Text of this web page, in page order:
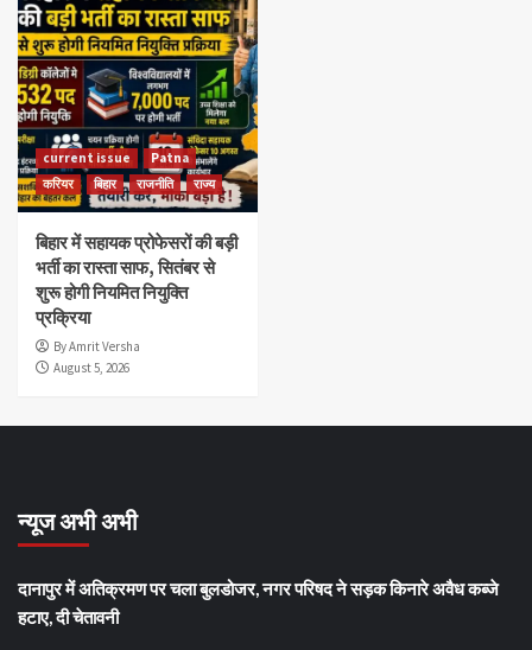
current issue
Patna
करियर
बिहार राजनीति राज्य
बिहार में सहायक प्रोफेसरों की बड़ी
भर्ती का रास्ता साफ, सितंबर से
शुरू होगी नियमित नियुक्ति
प्रक्रिया
By Amrit Versha
August 5, 2026
न्यूज अभी अभी
दानापुर में अतिक्रमण पर चला बुलडोजर, नगर परिषद ने सड़क किनारे अवैध कब्जे
हटाए, दी चेतावनी